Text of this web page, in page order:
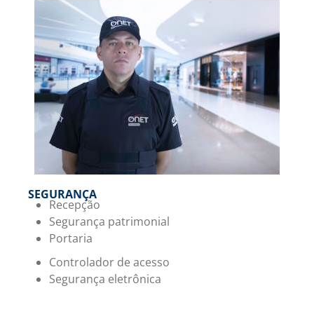
SEGURANÇA
Recepção
Segurança patrimonial
Portaria
Controlador de acesso
Segurança eletrônica